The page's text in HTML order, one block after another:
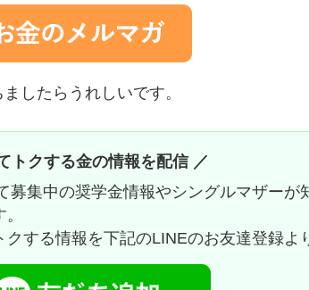
したらうれしいです。
トクする金の情報を配信 ／
募集中の奨学金情報やシングルマザーが
クする情報を下記のLINEのお友達登録よ